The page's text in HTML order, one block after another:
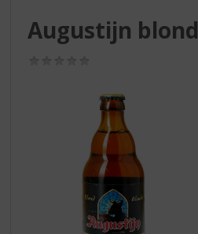
Augustijn blond